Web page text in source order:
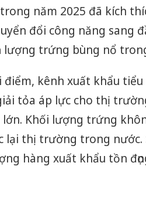
năm 2025 đã kích
đổi công năng sang
lượng trứng bùng nổ
điểm, kênh xuất khẩu
tỏa áp lực cho thị
lớn. Khối lượng trứng
lại thị trường trong
hàng xuất khẩu tồn